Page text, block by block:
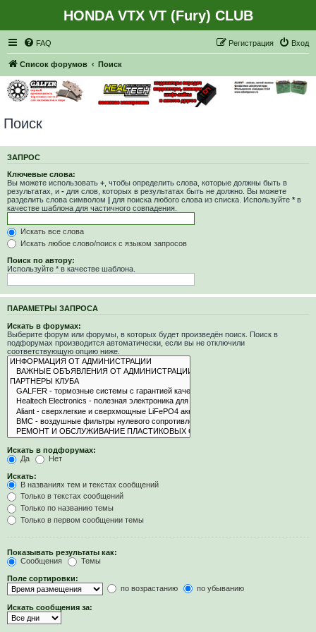
HONDA VTX VT (Fury) CLUB
FAQ Вход
Регистрация
Список форумов Поиск
Поиск
ЗАПРОС
Ключевые слова:
Вы можете использовать + , чтобы определить слова, которые должны быть в
результатах, и - для слов, которых в результатах быть не должно. Вы можете
разделить слова символом | для поиска любого слова из списка. Используйте * в
качестве шаблона для частичного совпадения.
Искать все слова
Искать любое слово/поиск с языком запросов
Поиск по автору:
Используйте * в качестве шаблона.
ПАРАМЕТРЫ ЗАПРОСА
Искать в форумах:
Выберите форум или форумы, в которых будет произведён поиск. Поиск в
подфорумах производится автоматически, если вы не отключили
соответствующую опцию ниже.
Искать в подфорумах:
Да
Нет
Искать:
В названиях тем и текстах сообщений
Только в текстах сообщений
Только по названию темы
Только в первом сообщении темы
Показывать результаты как:
Сообщения
Темы
Поле сортировки:
по возрастанию
по убыванию
Искать сообщения за: